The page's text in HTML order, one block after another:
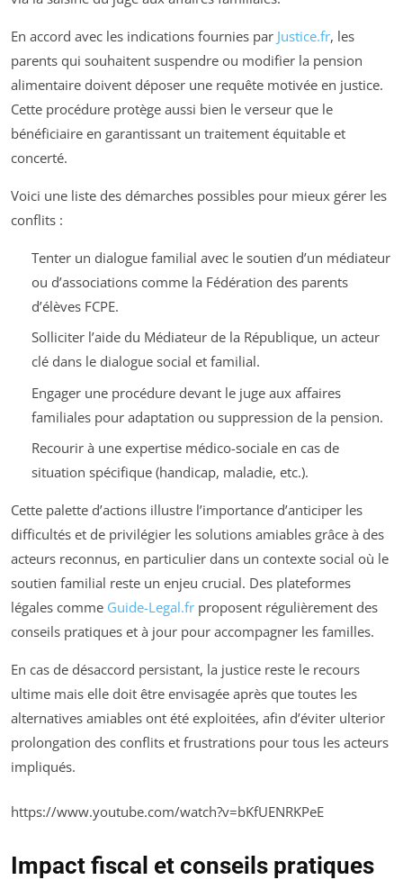
En accord avec les indications fournies par Justice.fr, les
parents qui souhaitent suspendre ou modifier la pension
alimentaire doivent déposer une requête motivée en justice.
Cette procédure protège aussi bien le verseur que le
bénéficiaire en garantissant un traitement équitable et
concerté.
Voici une liste des démarches possibles pour mieux gérer les
conflits :
Tenter un dialogue familial avec le soutien d’un médiateur
ou d’associations comme la Fédération des parents
d’élèves FCPE.
Solliciter l’aide du Médiateur de la République, un acteur
clé dans le dialogue social et familial.
Engager une procédure devant le juge aux affaires
familiales pour adaptation ou suppression de la pension.
Recourir à une expertise médico-sociale en cas de
situation spécifique (handicap, maladie, etc.).
Cette palette d’actions illustre l’importance d’anticiper les
difficultés et de privilégier les solutions amiables grâce à des
acteurs reconnus, en particulier dans un contexte social où le
soutien familial reste un enjeu crucial. Des plateformes
légales comme Guide-Legal.fr proposent régulièrement des
conseils pratiques et à jour pour accompagner les familles.
En cas de désaccord persistant, la justice reste le recours
ultime mais elle doit être envisagée après que toutes les
alternatives amiables ont été exploitées, afin d’éviter ulterior
prolongation des conflits et frustrations pour tous les acteurs
impliqués.
https://www.youtube.com/watch?v=bKfUENRKPeE
Impact fiscal et conseils pratiques